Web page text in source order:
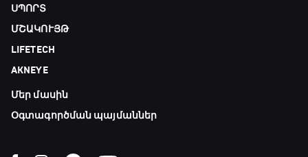
18:10 - 18:40
18:40 - 18:50
ՍՊՈՐՏ
ՄՇԱԿՈՒՅԹ
LIFETECH
AKNEYE
Մեր մասին
Օգտագործման պայմաններ